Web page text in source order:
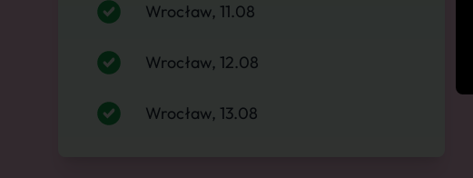
Wrocław, 11.08
Wrocław, 12.08
Wrocław, 13.08